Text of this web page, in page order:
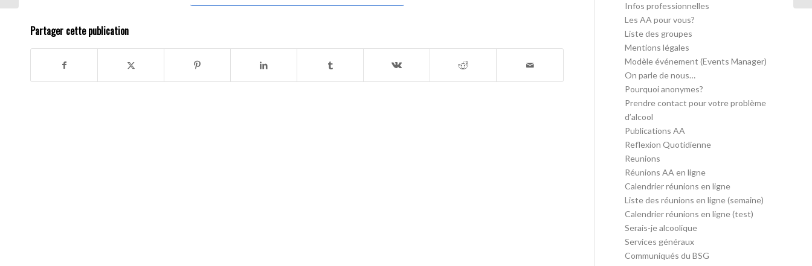
Partager cette publication
Infos professionnelles
Les AA pour vous?
Liste des groupes
Mentions légales
Modèle événement (Events Manager)
On parle de nous…
Pourquoi anonymes?
Prendre contact pour votre problème
d’alcool
Publications AA
Reflexion Quotidienne
Reunions
Réunions AA en ligne
Calendrier réunions en ligne
Liste des réunions en ligne (semaine)
Calendrier réunions en ligne (test)
Serais-je alcoolique
Services généraux
Communiqués du BSG